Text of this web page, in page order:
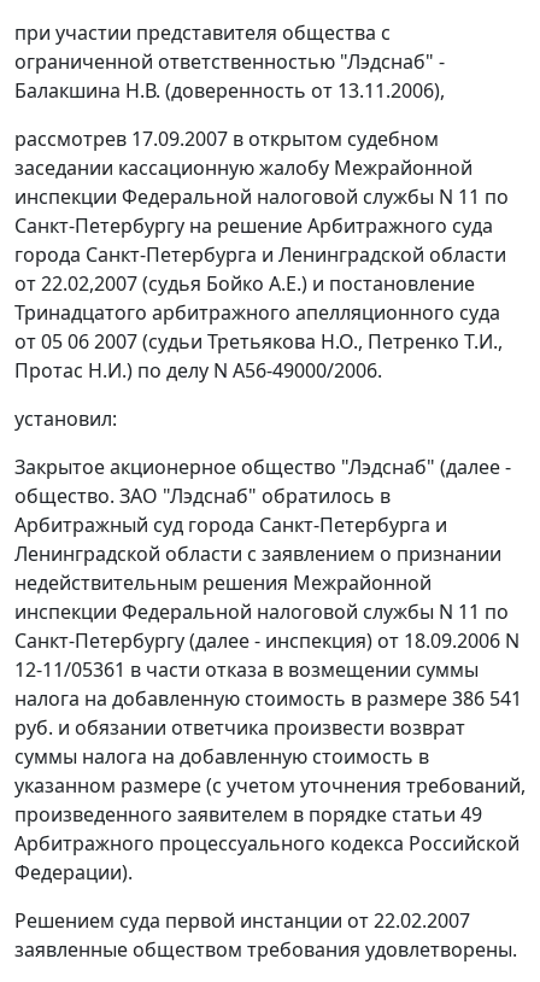
при участии представителя общества с
ограниченной ответственностью "Лэдснаб" -
Балакшина Н.В. (доверенность от 13.11.2006),
рассмотрев 17.09.2007 в открытом судебном
заседании кассационную жалобу Межрайонной
инспекции Федеральной налоговой службы N 11 по
Санкт-Петербургу на решение Арбитражного суда
города Санкт-Петербурга и Ленинградской области
от 22.02,2007 (судья Бойко А.Е.) и постановление
Тринадцатого арбитражного апелляционного суда
от 05 06 2007 (судьи Третьякова Н.О., Петренко Т.И.,
Протас Н.И.) по делу N А56-49000/2006.
установил:
Закрытое акционерное общество "Лэдснаб" (далее -
общество. ЗАО "Лэдснаб" обратилось в
Арбитражный суд города Санкт-Петербурга и
Ленинградской области с заявлением о признании
недействительным решения Межрайонной
инспекции Федеральной налоговой службы N 11 по
Санкт-Петербургу (далее - инспекция) от 18.09.2006 N
12-11/05361 в части отказа в возмещении суммы
налога на добавленную стоимость в размере 386 541
руб. и обязании ответчика произвести возврат
суммы налога на добавленную стоимость в
указанном размере (с учетом уточнения требований,
произведенного заявителем в порядке статьи 49
Арбитражного процессуального кодекса Российской
Федерации).
Решением суда первой инстанции от 22.02.2007
заявленные обществом требования удовлетворены.